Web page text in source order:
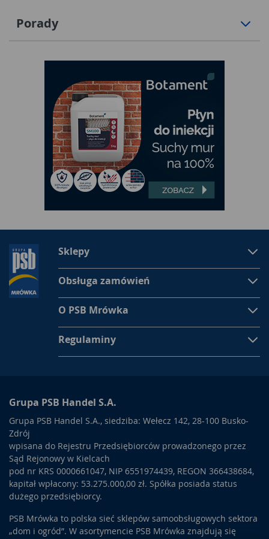
Porady
Sklepy
Obsługa zamówień
O PSB Mrówka
Regulaminy
Grupa PSB Handel S.A.
Grupa PSB Handel S.A., siedziba: Wełecz 142, 28-100 Busko-
Zdrój
wpisana do Rejestru Przedsiębiorców prowadzonego przez
Sąd Rejonowy w Kielcach
pod nr KRS 0000661047, NIP 6551974439, REGON 366438684,
kapitał wpłacony: 53.275.000,00 zł. Spółka posiada status
dużego przedsiębiorcy.
PSB Mrówka to polska sieć sklepów samoobsługowych sektora
„dom i ogród”. W asortymencie PSB Mrówka znajdują się